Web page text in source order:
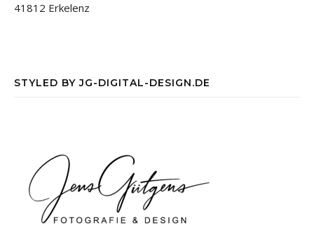
41812 Erkelenz
STYLED BY JG-DIGITAL-DESIGN.DE